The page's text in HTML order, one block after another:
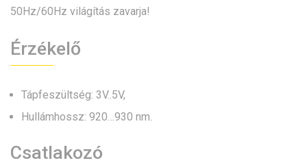
50Hz/60Hz világítás zavarja!
Érzékelő
Tápfeszültség: 3V..5V,
Hullámhossz: 920…930 nm.
Csatlakozó